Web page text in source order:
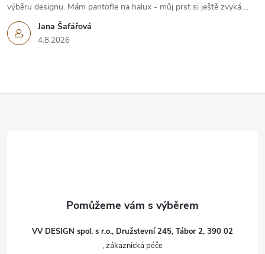
Jana Šafářová
4.8.2026
výběru designu. Mám pantofle na halux - můj prst si ještě zvyká....
VV DESIGN spol. s r.o., Družstevní 245, Tábor 2, 390 02